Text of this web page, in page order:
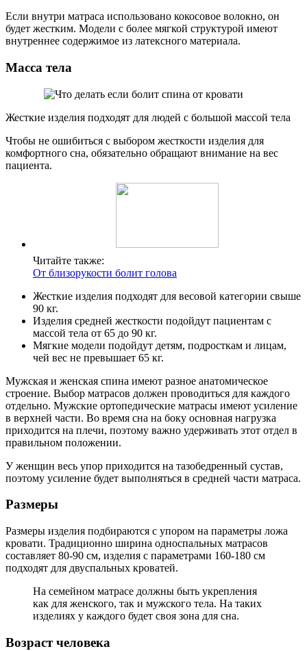
Если внутри матраса использовано кокосовое волокно, он
будет жестким. Модели с более мягкой структурой имеют
внутреннее содержимое из латексного материала.
Масса тела
Жесткие изделия подходят для людей с большой массой тела
Чтобы не ошибиться с выбором жесткости изделия для
комфортного сна, обязательно обращают внимание на вес
пациента.
Читайте также:
От близорукости болит голова
Жесткие изделия подходят для весовой категории свыше
90 кг.
Изделия средней жесткости подойдут пациентам с
массой тела от 65 до 90 кг.
Мягкие модели подойдут детям, подросткам и лицам,
чей вес не превышает 65 кг.
Мужская и женская спина имеют разное анатомическое
строение. Выбор матрасов должен проводиться для каждого
отдельно. Мужские ортопедические матрасы имеют усиление
в верхней части. Во время сна на боку основная нагрузка
приходится на плечи, поэтому важно удерживать этот отдел в
правильном положении.
У женщин весь упор приходится на тазобедренный сустав,
поэтому усиление будет выполняться в средней части матраса.
Размеры
Размеры изделия подбираются с упором на параметры ложа
кровати. Традиционно ширина односпальных матрасов
составляет 80-90 см, изделия с параметрами 160-180 см
подходят для двуспальных кроватей.
На семейном матрасе должны быть укрепления
как для женского, так и мужского тела. На таких
изделиях у каждого будет своя зона для сна.
Возраст человека